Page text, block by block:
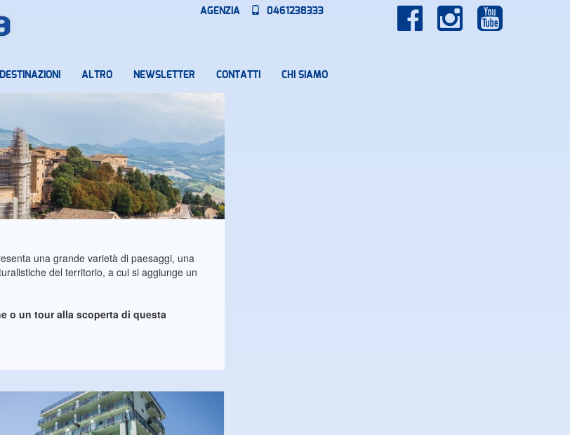
AGENZIA 0461238333
DESTINAZIONI ALTRO NEWSLETTER CONTATTI CHI SIAMO
una grande varietà di paesaggi, una
del territorio, a cui si aggiunge un
o un touralla scoperta di questa